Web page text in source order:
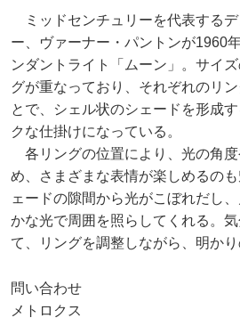
ミッドセンチュリーを代表する
ー、ヴァーナー・パントンが1960
ンダントライト「ムーン」。サイ
グが重なっており、それぞれのリ
とで、シェル状のシェードを形成
クな仕掛けになっている。
各リングの位置により、光の角
め、さまざまな表情が楽しめるの
ェードの隙間から光がこぼれだし
かな光で周囲を照らしてくれる。
て、リングを調整しながら、明かり
問い合わせ
メトロクス